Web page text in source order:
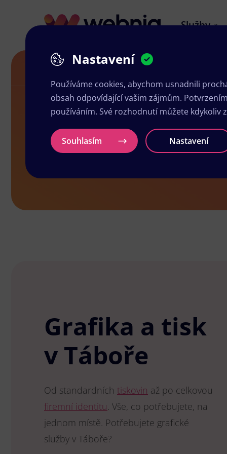
Služby
Grafika a tisk Tábor
Grafika a
Grafika a tisk
v Táboře
Od standardních tiskovin až po celkovou
firemní identitu. Vše, co potřebujete, na
jednom místě. Potřebujete grafické
služby v Táboře?
Nastavení
Používáme cookies, abychom usnadnili
obsah odpovídající vašim zájmům.
používáním. Své rozhodnutí můžete kdykoliv
Souhlasím Nastavení